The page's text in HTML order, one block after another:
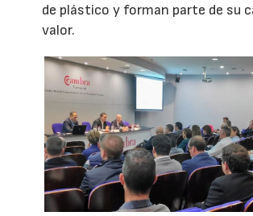
de plástico y forman parte de su
valor.